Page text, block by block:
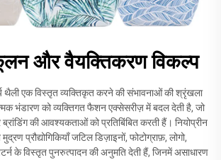
और वैयक्तिकरण विकल्प
थैली एक विस्तृत व्यक्तिकृत करने की संभावनाओं की श्रृंखला
भंडारण को व्यक्तिगत फैशन एक्सेसरीज़ में बदल देती है, जो
की आवश्यकताओं को प्रतिबिंबित करती हैं। नियोप्रीन
प्रौद्योगिकियाँ जटिल डिज़ाइनों, फोटोग्राफ़, लोगो,
के विस्तृत पुनरुत्पादन की अनुमति देती हैं, जिनमें असाधारण